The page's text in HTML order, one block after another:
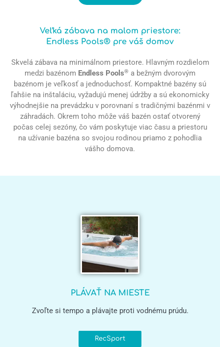
Veľká zábava na malom priestore:
Endless Pools® pre váš domov
Skvelá zábava na minimálnom priestore. Hlavným rozdielom
medzi bazénom Endless Pools® a bežným dvorovým
bazénom je veľkosť a jednoduchosť. Kompaktné bazény sú
ľahšie na inštaláciu, vyžadujú menej údržby a sú ekonomicky
výhodnejšie na prevádzku v porovnaní s tradičnými bazénmi v
záhradách. Okrem toho môže váš bazén ostať otvorený
počas celej sezóny, čo vám poskytuje viac času a priestoru
na užívanie bazéna so svojou rodinou priamo z pohodlia
vášho domova.
PLÁVAŤ NA MIESTE
Zvoľte si tempo a plávajte proti vodnému prúdu.
RecSport